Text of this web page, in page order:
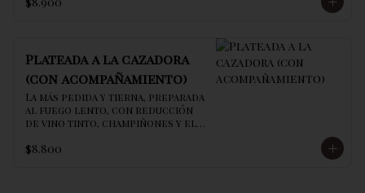
Plateada a la cazadora
(con acompañamiento)
La más pedida y tierna, preparada
al fuego lento, con reducción
de vino tinto, champiñones y el
$8.800